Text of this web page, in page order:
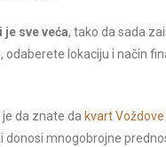
sve veća, tako da sada
lokaciju i način
da znate da kvart
donosi mnogobrojne